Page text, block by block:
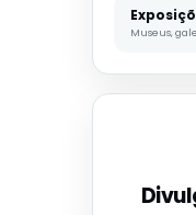
Museus,